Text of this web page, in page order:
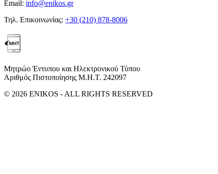
Email: info@enikos.gr
Τηλ. Επικοινωνίας: +30 (210) 878-8006
Μητρώο Έντυπου και Ηλεκτρονικού Τύπου
Αριθμός Πιστοποίησης Μ.Η.Τ. 242097
© 2026 ENIKOS - ALL RIGHTS RESERVED